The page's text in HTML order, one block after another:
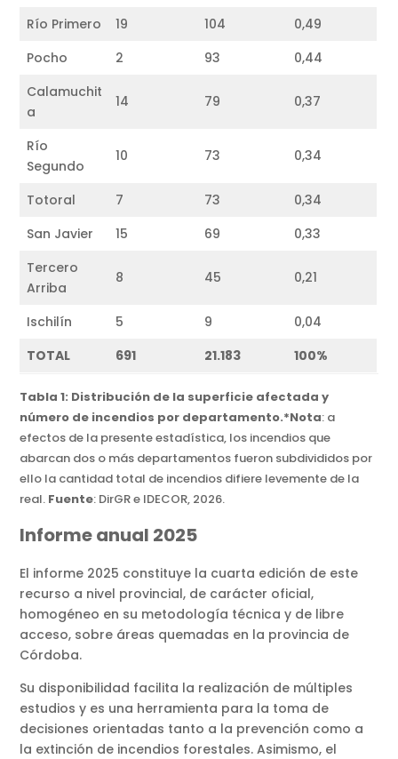
Río Primero 19 104
0,49
Pocho
2 93
0,44
Calamuchit
a
14 79 0,37
Río
Segundo
10 73 0,34
Totoral 7 73
0,34
San Javier
15 69
0,33
Tercero
Arriba
8 45 0,21
Ischilín 5 9
0,04
TOTAL
691 21.183 100%
Tabla 1: Distribución de la superficie afectada y
número de incendios por departamento.*Nota: a
efectos de la presente estadística, los incendios que
abarcan dos o más departamentos fueron subdivididos por
ello la cantidad total de incendios difiere levemente de la
real. Fuente: DirGR e IDECOR, 2026.
Informe anual 2025
El informe 2025 constituye la cuarta edición de este
recurso a nivel provincial, de carácter oficial,
homogéneo en su metodología técnica y de libre
acceso, sobre áreas quemadas en la provincia de
Córdoba.
Su disponibilidad facilita la realización de múltiples
estudios y es una herramienta para la toma de
decisiones orientadas tanto a la prevención como a
la extinción de incendios forestales. Asimismo, el